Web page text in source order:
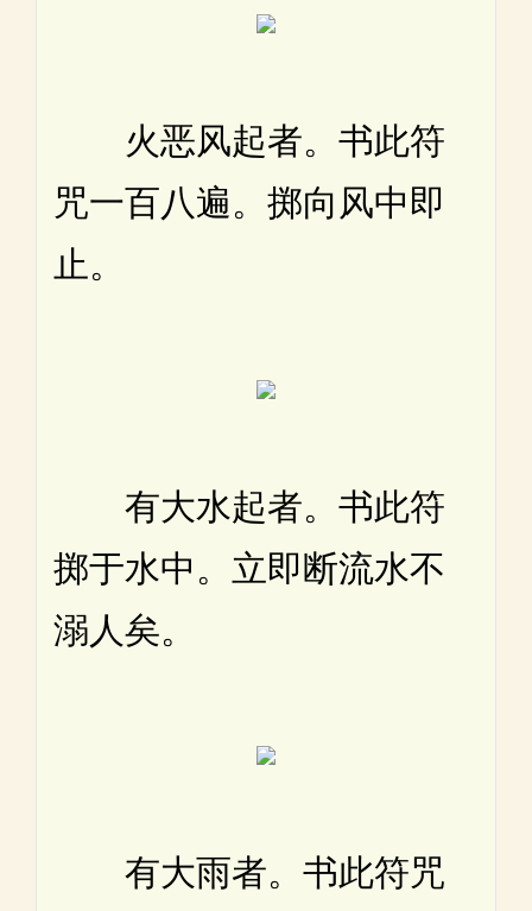
火恶风起者。书此符
咒一百八遍。掷向风中即
止。
有大水起者。书此符
掷于水中。立即断流水不
溺人矣。
有大雨者。书此符咒